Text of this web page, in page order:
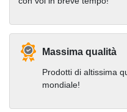
Massima qualità
Prodotti di altissima
mondiale!